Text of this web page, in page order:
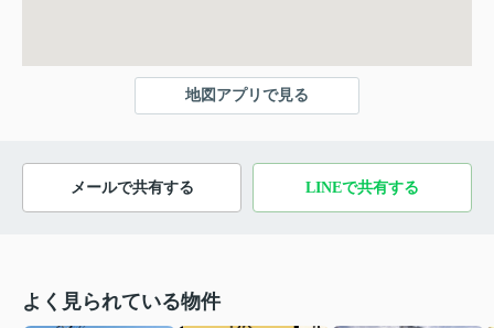
地図アプリで見る
メールで共有する LINEで共有する
よく見られている物件